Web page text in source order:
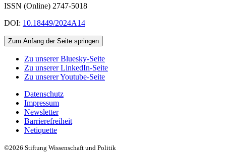
ISSN (Online) 2747-5018
DOI: 10.18449/2024A14
Zum Anfang der Seite springen
Zu unserer Bluesky-Seite
Zu unserer LinkedIn-Seite
Zu unserer Youtube-Seite
Datenschutz
Impressum
Newsletter
Barrierefreiheit
Netiquette
©2026 Stiftung Wissenschaft und Politik